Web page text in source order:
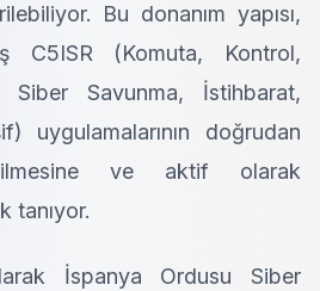
Bu donanım yapısı,
C5ISR (Komuta, Kontrol,
Siber Savunma, İstihbarat,
uygulamalarının doğrudan
ve aktif olarak
tanıyor.
İspanya Ordusu Siber